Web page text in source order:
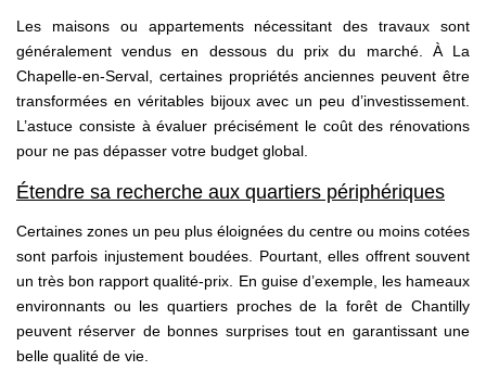
Les maisons ou appartements nécessitant des travaux sont
généralement vendus en dessous du prix du marché. À La
Chapelle-en-Serval, certaines propriétés anciennes peuvent être
transformées en véritables bijoux avec un peu d’investissement.
L’astuce consiste à évaluer précisément le coût des rénovations
pour ne pas dépasser votre budget global.
Étendre sa recherche aux quartiers périphériques
Certaines zones un peu plus éloignées du centre ou moins cotées
sont parfois injustement boudées. Pourtant, elles offrent souvent
un très bon rapport qualité-prix. En guise d’exemple, les hameaux
environnants ou les quartiers proches de la forêt de Chantilly
peuvent réserver de bonnes surprises tout en garantissant une
belle qualité de vie.